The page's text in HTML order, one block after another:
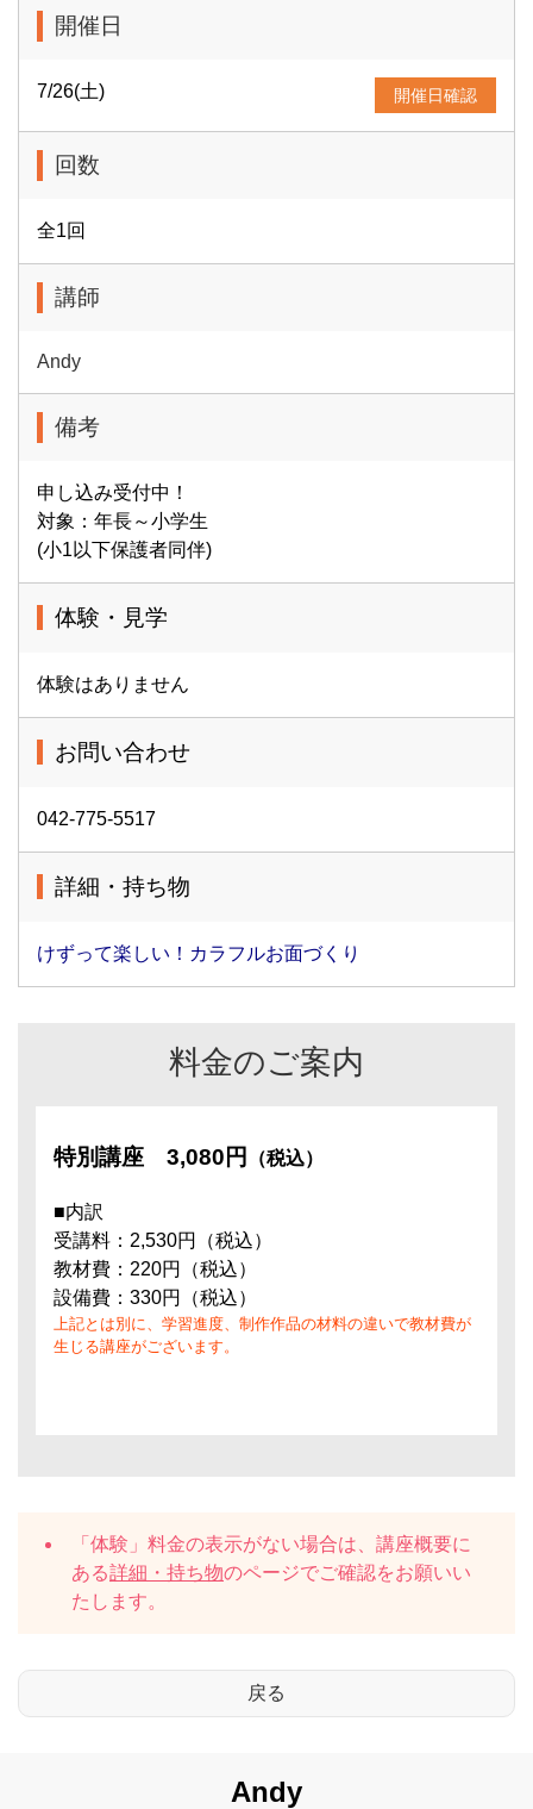
開催日
7/26(土) 開催日確認
回数
全1回
講師
Andy
備考
申し込み受付中！
対象：年長～小学生
(小1以下保護者同伴)
体験・見学
体験はありません
お問い合わせ
042-775-5517
詳細・持ち物
けずって楽しい！カラフルお面づくり
料金のご案内
特別講座 3,080円 （税込）
■内訳
受講料：2,530円（税込）
教材費：220円（税込）
設備費：330円（税込）
上記とは別に、学習進度、制作作品の材料の違いで教材費が
生じる講座がございます。
「体験」料金の表示がない場合は、講座概要に
ある詳細・持ち物のページでご確認をお願いい
たします。
Andy